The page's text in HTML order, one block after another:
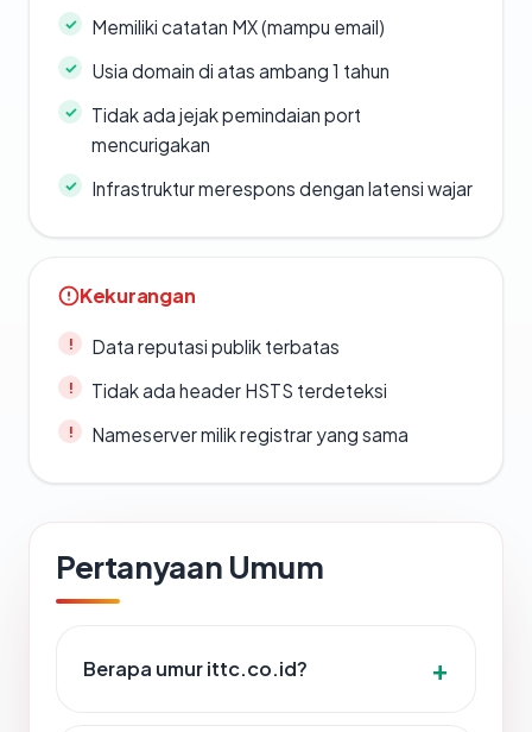
Memiliki catatan MX (mampu email)
Usia domain di atas ambang 1 tahun
Tidak ada jejak pemindaian port
mencurigakan
Infrastruktur merespons dengan latensi wajar
Kekurangan
Data reputasi publik terbatas
Tidak ada header HSTS terdeteksi
Nameserver milik registrar yang sama
Pertanyaan Umum
Berapa umur ittc.co.id?